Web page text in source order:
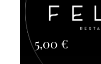
5,00 €